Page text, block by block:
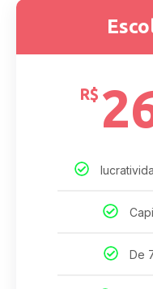
R$
De